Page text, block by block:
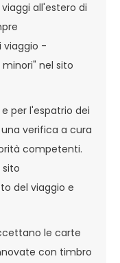
all'estero di
viaggio -
nel sito
per l'espatrio dei
verifica a cura
competenti.
del viaggio e
le carte
con timbro